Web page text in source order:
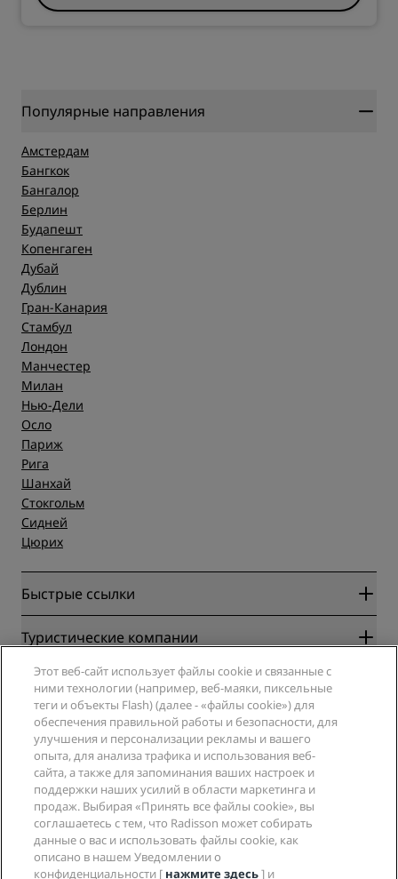
Популярные направления
Амстердам
Бангкок
Бангалор
Берлин
Будапешт
Копенгаген
Дубай
Дублин
Гран-Канария
Стамбул
Лондон
Манчестер
Милан
Нью-Дели
Осло
Париж
Рига
Шанхай
Стокгольм
Сидней
Цюрих
Быстрые ссылки
Radisson Rewards
Гарантия лучшей цены онлайн
Blog
Направления
Новые и будущие отели
Приложение Radisson Hotels
Отели со статусом Sports Approved
Отели для семейного отдыха
Охрана здоровья и безопасность
Туристические компании
Партнеры
Турагенты
Компания
Radisson Hotel Group
СМИ
Вакансии в RHG
Вакансии в PPHE
Вакансии в EHL
The Club by RHG
Возможности развития
Социально ответственный бизнес
Юридическая информация
Центр конфиденциальности
Правовая оговорка
Условия и положения программы Radisson Rewards
Соглашение о пользовании сайтом
Цифровая доступность
Заявление о современном рабстве
Помощь
Уведомления для клиентов
Контактная информация
Часто задаваемые вопросы
Карта сайта
Социальные сети
Бренды Radisson Hotels
Этот веб-сайт использует файлы cookie и связанные с
ними технологии (например, веб-маяки, пиксельные
теги и объекты Flash) (далее - «файлы cookie») для
обеспечения правильной работы и безопасности, для
улучшения и персонализации рекламы и вашего
опыта, для анализа трафика и использования веб-
сайта, а также для запоминания ваших настроек и
поддержки наших усилий в области маркетинга и
продаж. Выбирая «Принять все файлы cookie», вы
соглашаетесь с тем, что Radisson может собирать
данные о вас и использовать файлы cookie, как
описано в нашем Уведомлении о
конфиденциальности [ нажмите здесь] и